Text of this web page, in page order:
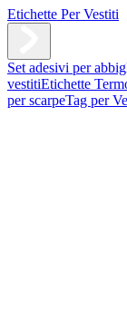
Etichette Per Vestiti
Set adesivi per
vestitiEtichette
per scarpeTag per